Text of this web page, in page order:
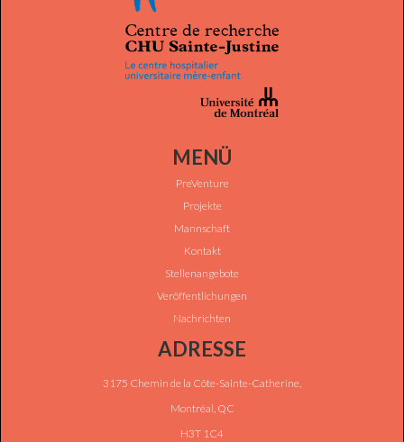
MENÜ
PreVenture
Projekte
Mannschaft
Kontakt
Stellenangebote
Veröffentlichungen
Nachrichten
ADRESSE
3175 Chemin de la Côte-Sainte-Catherine,
Montréal, QC
H3T 1C4